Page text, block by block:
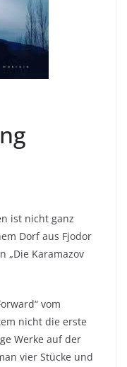
ist nicht ganz
Dorf aus Fjodor
„Die Karamazov
vom
nicht die erste
Werke auf der
vier Stücke und